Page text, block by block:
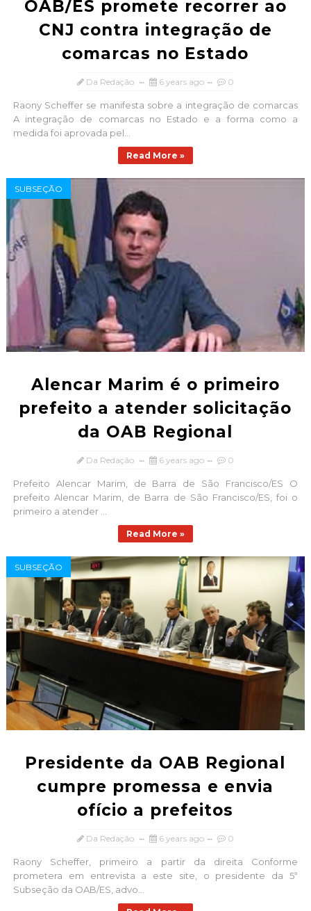
OAB/ES promete recorrer ao
CNJ contra integração de
comarcas no Estado
Da Redação 6 years ago 0
Raony Scheffer se manifesta sobre a integração de comarcas
A integração de comarcas no Estado e a forma como a
medida foi aprovada pel...
Read More »
SUBSEÇÃO
Alencar Marim é o primeiro
prefeito a atender solicitação
da OAB Regional
Da Redação 6 years ago 0
Prefeito Alencar Marim, de Barra de São Francisco/ES O
prefeito Alencar Marim, de Barra de São Francisco/ES, foi o
primeiro a atender ...
Read More »
SUBSEÇÃO
Presidente da OAB Regional
cumpre promessa e envia
ofício a prefeitos
Da Redação 6 years ago 0
Raony Scheffer, primeiro a partir da direita Conforme
prometera em entrevista a este site, o presidente da 5ª
Subseção da OAB/ES, advo...